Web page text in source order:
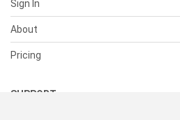
Sign In
About
Pricing
SUPPORT